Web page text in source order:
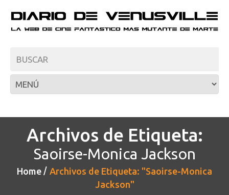
Archivos de Etiqueta:
Saoirse-Monica Jackson
Home
Archivos de Etiqueta: "Saoirse-Monica
Jackson"